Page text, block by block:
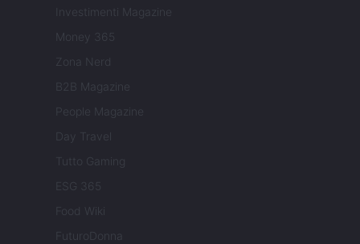
Investimenti Magazine
Money 365
Zona Nerd
B2B Magazine
People Magazine
Day Travel
Tutto Gaming
ESG 365
Food Wiki
FuturoDonna